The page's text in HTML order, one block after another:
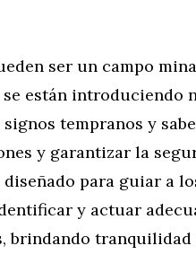
ser un campo
están introduciendo
tempranos y
y garantizar la
para guiar a
y actuar
tranquilidad